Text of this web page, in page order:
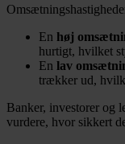
En høj
hurtigt, hvilket
En lav
trækker ud,
Banker, investorer og
vurdere, hvor sikkert